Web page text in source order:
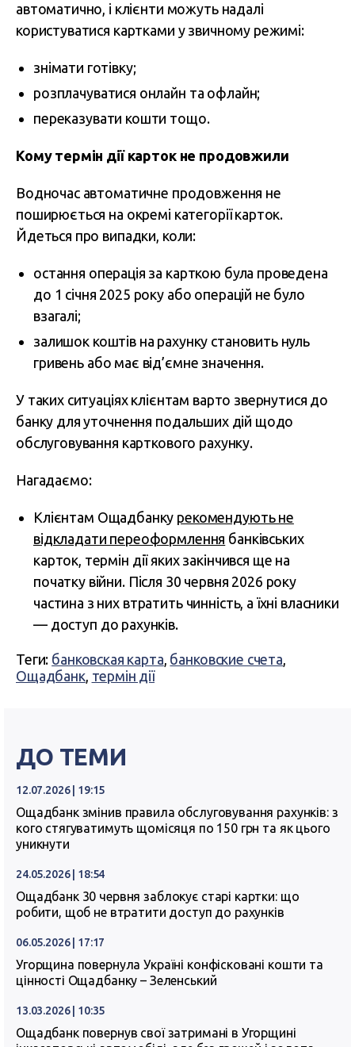
автоматично, і клієнти можуть надалі
користуватися картками у звичному режимі:
знімати готівку;
розплачуватися онлайн та офлайн;
переказувати кошти тощо.
Кому термін дії карток не продовжили
Водночас автоматичне продовження не
поширюється на окремі категорії карток.
Йдеться про випадки, коли:
остання операція за карткою була проведена
до 1 січня 2025 року або операцій не було
взагалі;
залишок коштів на рахунку становить нуль
гривень або має від’ємне значення.
У таких ситуаціях клієнтам варто звернутися до
банку для уточнення подальших дій щодо
обслуговування карткового рахунку.
Нагадаємо:
Клієнтам Ощадбанку рекомендують не
відкладати переоформлення банківських
карток, термін дії яких закінчився ще на
початку війни. Після 30 червня 2026 року
частина з них втратить чинність, а їхні власники
— доступ до рахунків.
Теги: банковская карта, банковские счета,
Ощадбанк, термін дії
ДО ТЕМИ
12.07.2026 | 19:15
Ощадбанк змінив правила обслуговування рахунків: з
кого стягуватимуть щомісяця по 150 грн та як цього
уникнути
24.05.2026 | 18:54
Ощадбанк 30 червня заблокує старі картки: що
робити, щоб не втратити доступ до рахунків
06.05.2026 | 17:17
Угорщина повернула Україні конфісковані кошти та
цінності Ощадбанку – Зеленський
13.03.2026 | 10:35
Ощадбанк повернув свої затримані в Угорщині